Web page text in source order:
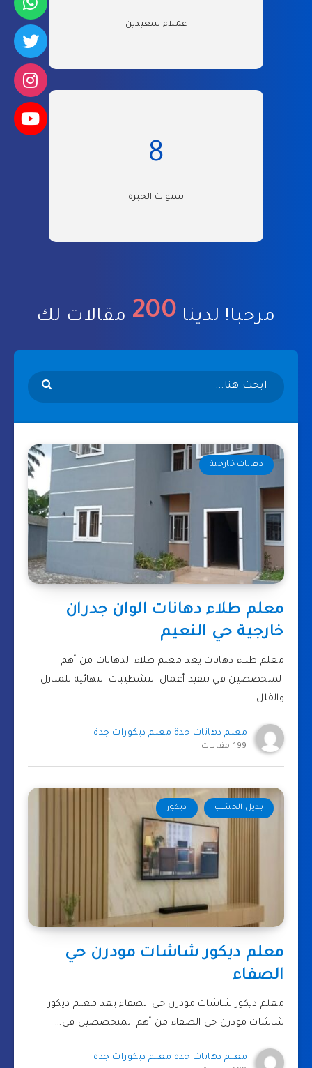
عملاء سعيدين
8
سنوات الخبرة
مرحبا! لدينا 200 مقالات لك
دهانات خارجية
معلم طلاء دهانات الوان جدران
خارجية حي النعيم
معلم طلاء دهانات يعد معلم طلاء الدهانات من أهم
المتخصصين في تنفيذ أعمال التشطيبات النهائية للمنازل
والفلل…
معلم دهانات جدة معلم ديكورات جدة
199 مقالات
بديل الخشب ديكور
معلم ديكور شاشات مودرن حي
الصفاء
معلم ديكور شاشات مودرن حي الصفاء يعد معلم ديكور
شاشات مودرن حي الصفاء من أهم المتخصصين في…
معلم دهانات جدة معلم ديكورات جدة